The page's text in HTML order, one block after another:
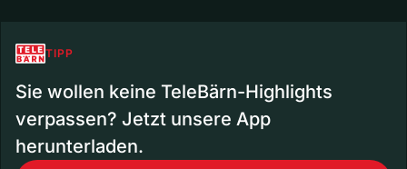
TIPP
Sie wollen keine TeleBärn-Highlights
verpassen? Jetzt unsere App
herunterladen.